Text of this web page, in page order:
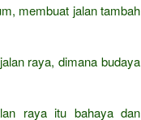
membuat jalan tambah
raya, dimana budaya
raya itu bahaya dan